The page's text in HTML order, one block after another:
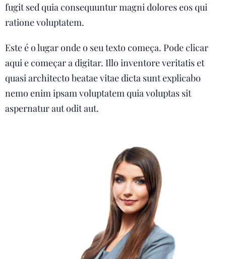
fugit sed quia consequuntur magni dolores eos qui
ratione voluptatem.
Este é o lugar onde o seu texto começa. Pode clicar
aqui e começar a digitar. Illo inventore veritatis et
quasi architecto beatae vitae dicta sunt explicabo
nemo enim ipsam voluptatem quia voluptas sit
aspernatur aut odit aut.